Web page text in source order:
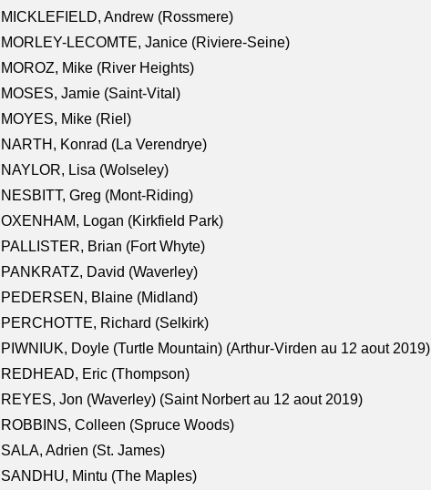
MICKLEFIELD, Andrew (Rossmere)
MORLEY-LECOMTE, Janice (Riviere-Seine)
MOROZ, Mike (River Heights)
MOSES, Jamie (Saint-Vital)
MOYES, Mike (Riel)
NARTH, Konrad (La Verendrye)
NAYLOR, Lisa (Wolseley)
NESBITT, Greg (Mont-Riding)
OXENHAM, Logan (Kirkfield Park)
PALLISTER, Brian (Fort Whyte)
PANKRATZ, David (Waverley)
PEDERSEN, Blaine (Midland)
PERCHOTTE, Richard (Selkirk)
PIWNIUK, Doyle (Turtle Mountain) (Arthur-Virden au 12 aout 2019)
REDHEAD, Eric (Thompson)
REYES, Jon (Waverley) (Saint Norbert au 12 aout 2019)
ROBBINS, Colleen (Spruce Woods)
SALA, Adrien (St. James)
SANDHU, Mintu (The Maples)